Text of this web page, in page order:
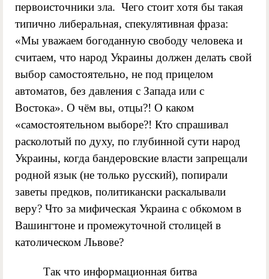
первоисточники зла. Чего стоит хотя бы такая
типично либеральная, спекулятивная фраза:
«Мы уважаем богоданную свободу человека и
считаем, что народ Украины должен делать свой
выбор самостоятельно, не под прицелом
автоматов, без давления с Запада или с
Востока». О чём вы, отцы?! О каком
«самостоятельном выборе?! Кто спрашивал
расколотый по духу, по глубинной сути народ
Украины, когда бандеровские власти запрещали
родной язык (не только русский), попирали
заветы предков, политикански раскалывали
веру? Что за мифическая Украина с обкомом в
Вашингтоне и промежуточной столицей в
католическом Львове?
Так что информационная битва